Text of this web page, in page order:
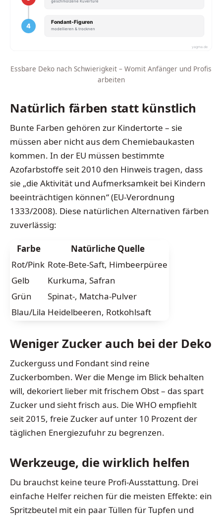
Fondant-Figuren
modellieren & trocknen
4
yagma.de
Essbare Deko nach Schwierigkeit – Womit Anfänger und Profis
arbeiten
Natürlich färben statt künstlich
Bunte Farben gehören zur Kindertorte – sie
müssen aber nicht aus dem Chemiebaukasten
kommen. In der EU müssen bestimmte
Azofarbstoffe seit 2010 den Hinweis tragen, dass
sie „die Aktivität und Aufmerksamkeit bei Kindern
beeinträchtigen können“ (EU-Verordnung
1333/2008). Diese natürlichen Alternativen färben
zuverlässig:
Farbe
Natürliche Quelle
Rot/Pink Rote-Bete-Saft, Himbeerpüree
Gelb
Kurkuma, Safran
Grün
Spinat-, Matcha-Pulver
Blau/Lila Heidelbeeren, Rotkohlsaft
Weniger Zucker auch bei der Deko
Zuckerguss und Fondant sind reine
Zuckerbomben. Wer die Menge im Blick behalten
will, dekoriert lieber mit frischem Obst – das spart
Zucker und sieht frisch aus. Die WHO empfiehlt
seit 2015, freie Zucker auf unter 10 Prozent der
täglichen Energiezufuhr zu begrenzen.
Werkzeuge, die wirklich helfen
Du brauchst keine teure Profi-Ausstattung. Drei
einfache Helfer reichen für die meisten Effekte: ein
Spritzbeutel mit ein paar Tüllen für Tupfen und